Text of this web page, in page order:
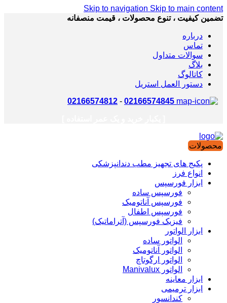
Skip to navigation Skip to main content
تضمین کیفیت ، تنوع محصولات ، قیمت منصفانه
درباره
تماس
سوالات متداول
بلاگ
کاتالوگ
دستور العمل استریل
02166574845
-
02166574812
محصولات
پکیج های تجهیز مطب دندانپزشکی
انواع فرز
ابزار فورسپس
فورسپس ساده
فورسپس آناتومیک
فورسپس اطفال
فیزیک فورسپس (آتراماتیک)
ابزار الواتور
الواتور ساده
الواتور آناتومیک
الواتور ارگوتاچ
الواتور Manivalux
ابزار معاینه
ابزار ترمیمی
کندانسور